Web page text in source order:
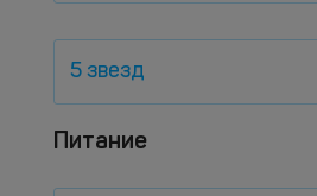
5 звезд
Питание